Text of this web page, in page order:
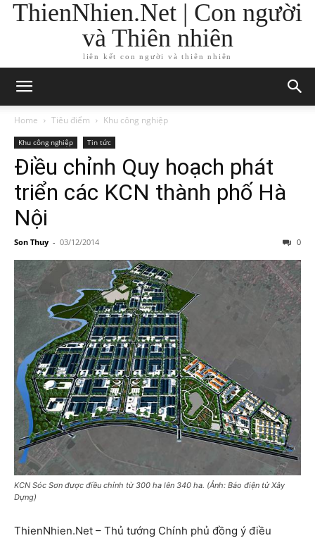
ThienNhien.Net | Con người
và Thiên nhiên
liên kết con người và thiên nhiên
Home Tiêu điểm Khu công nghiệp
Khu công nghiệp Tin tức
Điều chỉnh Quy hoạch phát
triển các KCN thành phố Hà
Nội
Son Thuy - 03/12/2014 0
KCN Sóc Sơn được điều chỉnh từ 300 ha lên 340 ha. (Ảnh: Báo điện tử Xây
Dựng)
ThienNhien.Net – Thủ tướng Chính phủ đồng ý điều